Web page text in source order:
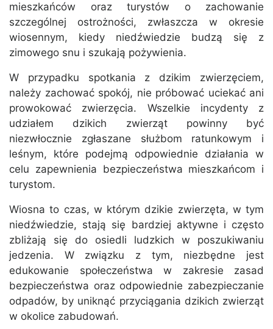
mieszkańców oraz turystów o zachowanie
szczególnej ostrożności, zwłaszcza w okresie
wiosennym, kiedy niedźwiedzie budzą się z
zimowego snu i szukają pożywienia.
W przypadku spotkania z dzikim zwierzęciem,
należy zachować spokój, nie próbować uciekać ani
prowokować zwierzęcia. Wszelkie incydenty z
udziałem dzikich zwierząt powinny być
niezwłocznie zgłaszane służbom ratunkowym i
leśnym, które podejmą odpowiednie działania w
celu zapewnienia bezpieczeństwa mieszkańcom i
turystom.
Wiosna to czas, w którym dzikie zwierzęta, w tym
niedźwiedzie, stają się bardziej aktywne i często
zbliżają się do osiedli ludzkich w poszukiwaniu
jedzenia. W związku z tym, niezbędne jest
edukowanie społeczeństwa w zakresie zasad
bezpieczeństwa oraz odpowiednie zabezpieczanie
odpadów, by uniknąć przyciągania dzikich zwierząt
w okolice zabudowań.